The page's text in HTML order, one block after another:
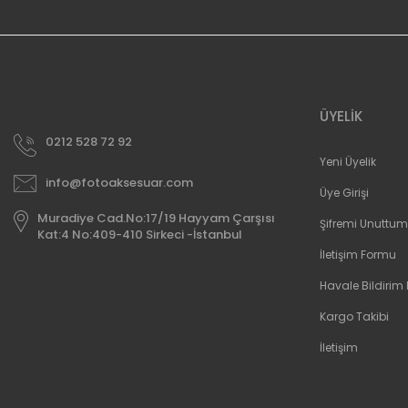
0212 528 72 92
info@fotoaksesuar.com
Muradiye Cad.No:17/19 Hayyam Çarşısı
Kat:4 No:409-410 Sirkeci -İstanbul
ÜYELİK
Yeni Üyelik
Üye Girişi
Şifremi Unuttum
İletişim Formu
Havale Bildirim
Kargo Takibi
İletişim